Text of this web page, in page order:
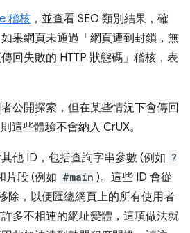
稽核 ，並查看 SEO 類別結果，確
果網頁未通過「網頁遭到封鎖，無
回失敗的 HTTP 狀態碼」 稽核，表
公開探索，但在某些情況下會傳回
這些體驗不會納入 CrUX。
他 ID，包括查詢字串參數 (例如 ?
片段 (例如 #main )。這些 ID 會從
除，以便匯總網頁上的所有使用者
多不相連的網址變體，這項做法就